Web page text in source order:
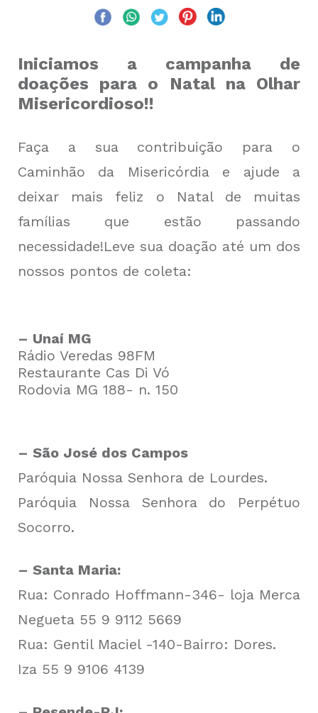
Iniciamos a campanha de
doações para o Natal na Olhar
Misericordioso!!
Faça a sua contribuição para o
Caminhão da Misericórdia e ajude a
deixar mais feliz o Natal de muitas
famílias que estão passando
necessidade!Leve sua doação até um dos
nossos pontos de coleta:
– Unaí MG
Rádio Veredas 98FM
Restaurante Cas Di Vó
Rodovia MG 188- n. 150
– São José dos Campos
Paróquia Nossa Senhora de Lourdes.
Paróquia Nossa Senhora do Perpétuo
Socorro.
– Santa Maria:
Rua: Conrado Hoffmann-346- loja Merca
Negueta 55 9 9112 5669
Rua: Gentil Maciel -140-Bairro: Dores.
Iza 55 9 9106 4139